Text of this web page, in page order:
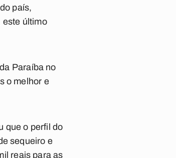
país,
este último
Paraíba no
o melhor e
que o perfil do
sequeiro e
reais para as